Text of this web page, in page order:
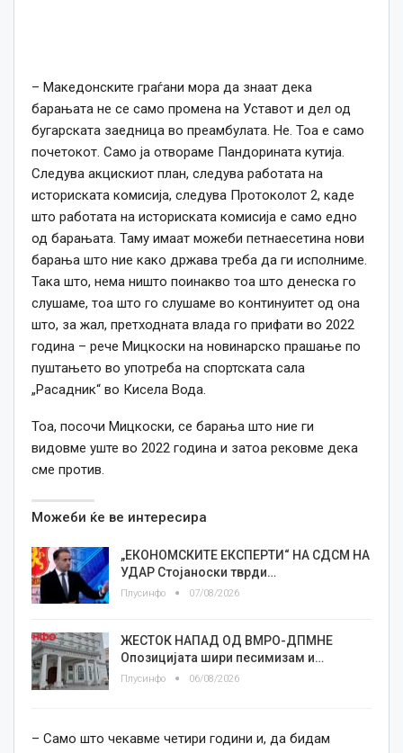
– Македонските граѓани мора да знаат дека
барањата не се само промена на Уставот и дел од
бугарската заедница во преамбулата. Не. Тоа е само
почетокот. Само ја отвораме Пандорината кутија.
Следува акцискиот план, следува работата на
историската комисија, следува Протоколот 2, каде
што работата на историската комисија е само едно
од барањата. Таму имаат можеби петнаесетина нови
барања што ние како држава треба да ги исполниме.
Така што, нема ништо поинакво тоа што денеска го
слушаме, тоа што го слушаме во континуитет од она
што, за жал, претходната влада го прифати во 2022
година – рече Мицкоски на новинарско прашање по
пуштањето во употреба на спортската сала
„Расадник“ во Кисела Вода.
Тоа, посочи Мицкоски, се барања што ние ги
видовме уште во 2022 година и затоа рековме дека
сме против.
Можеби ќе ве интересира
„ЕКОНОМСКИТЕ ЕКСПЕРТИ“ НА СДСМ НА
УДАР Стојаноски тврди…
Плусинфо 07/08/2026
ЖЕСТОК НАПАД ОД ВМРО-ДПМНЕ
Опозицијата шири песимизам и…
Плусинфо 06/08/2026
– Само што чекавме четири години и, да бидам